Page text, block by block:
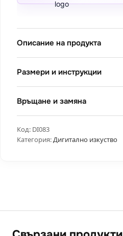
Описание на продукта
Размери и инструкции
Връщане и замяна
Код: DI083
Категория:Дигитално изкуство